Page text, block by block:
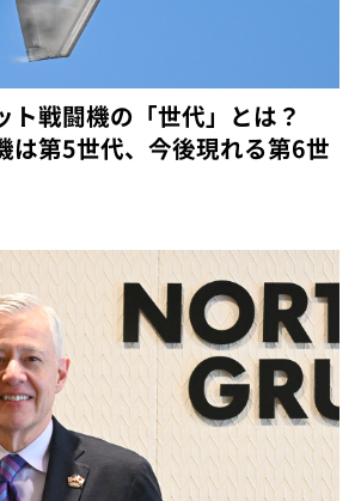
ト戦闘機の「世代」とは？
第5世代、今後現れる第6世